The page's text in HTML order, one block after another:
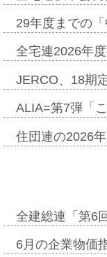
29年度までの
全宅連2026年
JERCO、18期
ALIA=第7弾「
住団連の2026
全建総連「第6
6月の企業物価